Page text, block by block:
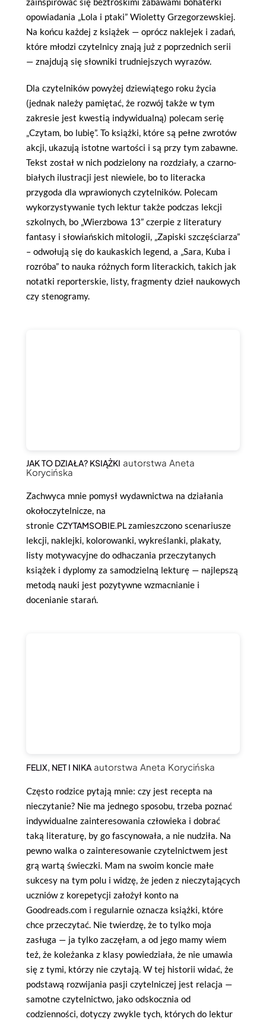
opowiadania „Lola i ptaki” Wioletty Grzegorzewskiej.
Na końcu każdej z książek — oprócz naklejek i zadań,
które młodzi czytelnicy znają już z poprzednich serii
— znajdują się słowniki trudniejszych wyrazów.
Dla czytelników powyżej dziewiątego roku życia
(jednak należy pamiętać, że rozwój także w tym
zakresie jest kwestią indywidualną) polecam serię
„Czytam, bo lubię”. To książki, które są pełne zwrotów
akcji, ukazują istotne wartości i są przy tym zabawne.
Tekst został w nich podzielony na rozdziały, a czarno-
białych ilustracji jest niewiele, bo to literacka
przygoda dla wprawionych czytelników. Polecam
wykorzystywanie tych lektur także podczas lekcji
szkolnych, bo „Wierzbowa 13” czerpie z literatury
fantasy i słowiańskich mitologii, „Zapiski szczęściarza”
– odwołują się do kaukaskich legend, a „Sara, Kuba i
rozróba” to nauka różnych form literackich, takich jak
notatki reporterskie, listy, fragmenty dzieł naukowych
czy stenogramy.
JAK TO DZIAŁA? KSIĄŻKI autorstwa Aneta
Korycińska
Zachwyca mnie pomysł wydawnictwa na działania
okołoczytelnicze, na
stronie CZYTAMSOBIE.PLzamieszczono scenariusze
lekcji, naklejki, kolorowanki, wykreślanki, plakaty,
listy motywacyjne do odhaczania przeczytanych
książek i dyplomy za samodzielną lekturę — najlepszą
metodą nauki jest pozytywne wzmacnianie i
docenianie starań.
FELIX, NET I NIKAautorstwa Aneta Korycińska
Często rodzice pytają mnie: czy jest recepta na
nieczytanie? Nie ma jednego sposobu, trzeba poznać
indywidualne zainteresowania człowieka i dobrać
taką literaturę, by go fascynowała, a nie nudziła. Na
pewno walka o zainteresowanie czytelnictwem jest
grą wartą świeczki. Mam na swoim koncie małe
sukcesy na tym polu i widzę, że jeden z nieczytających
uczniów z korepetycji założył konto na
Goodreads.com i regularnie oznacza książki, które
chce przeczytać. Nie twierdzę, że to tylko moja
zasługa — ja tylko zaczęłam, a od jego mamy wiem
też, że koleżanka z klasy powiedziała, że nie umawia
się z tymi, którzy nie czytają. W tej historii widać, że
podstawą rozwijania pasji czytelniczej jest relacja —
samotne czytelnictwo, jako odskocznia od
codzienności, dotyczy zwykle tych, których do lektur